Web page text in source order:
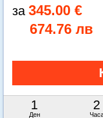
345.00 €
674.76 лв
1
Ден
2